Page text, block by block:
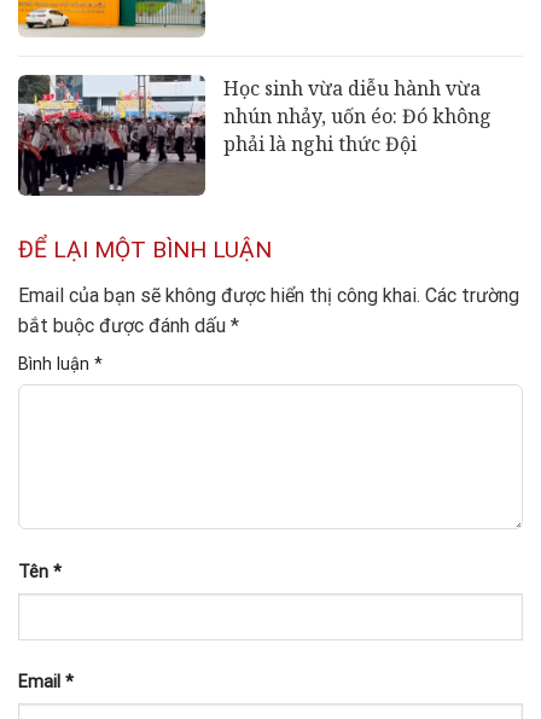
Học sinh vừa diễu hành vừa
nhún nhảy, uốn éo: Đó không
phải là nghi thức Đội
ĐỂ LẠI MỘT BÌNH LUẬN
Email của bạn sẽ không được hiển thị công khai. Các trường
bắt buộc được đánh dấu *
Bình luận *
Tên *
Email *